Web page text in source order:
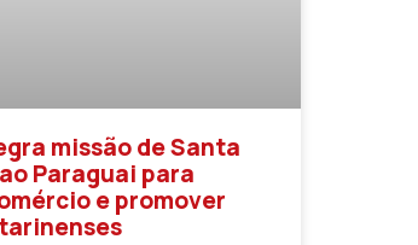
missão de Santa
Paraguai para
e promover